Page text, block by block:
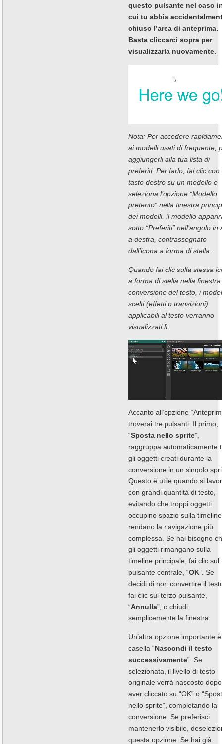
questo pulsante nel caso
cui tu abbia
chiuso l’area di anteprima.
Basta cliccarci sopra per
visualizzarla nuovamente.
Nota: Per accedere
ai modelli usati di frequente,
aggiungerli alla tua lista di
preferiti. Per farlo, fai clic con
tasto destro su un modello e
seleziona l’opzione “Modello
preferito” nella finestra
dei modelli. Il modello
sotto “Preferiti” nell’angolo in
a destra, contrassegnato
dall’icona a forma di stella.
Quando fai clic sulla stessa
a forma di stella nella finestra
conversione del testo, i
scelti (effetti o transizioni)
applicabili al testo verranno
visualizzati lì.
Accanto all’opzione
troverai tre pulsanti. Il primo,
“Sposta nello sprite”,
raggruppa automaticamente
gli oggetti creati durante la
conversione in un singolo
Questo è utile quando si
con grandi quantità di testo,
evitando che troppi oggetti
occupino spazio sulla
rendano la navigazione più
complessa. Se hai bisogno
gli oggetti rimangano sulla
timeline principale, fai clic sul
pulsante centrale, “OK”. Se
decidi di non convertire il
fai clic sul terzo pulsante,
“Annulla”, o chiudi
semplicemente la finestra.
Un’altra opzione importante
casella “Nascondi il testo
successivamente”. Se
selezionata, il livello di testo
originale verrà nascosto dopo
aver cliccato su “OK” o
nello sprite”, completando la
conversione. Se preferisci
mantenerlo visibile,
questa opzione. Se hai già